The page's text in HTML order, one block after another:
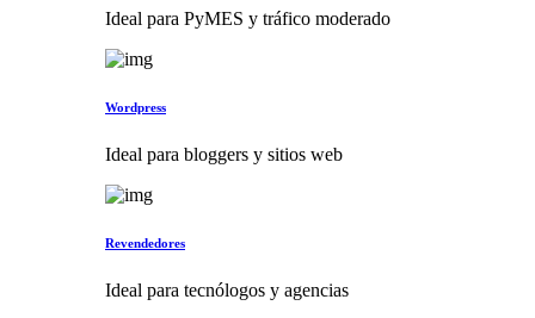
Ideal para PyMES y tráfico moderado
Wordpress
Ideal para bloggers y sitios web
Revendedores
Ideal para tecnólogos y agencias